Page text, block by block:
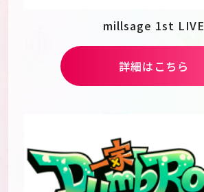
millsage 1st LIVE
詳細はこちら